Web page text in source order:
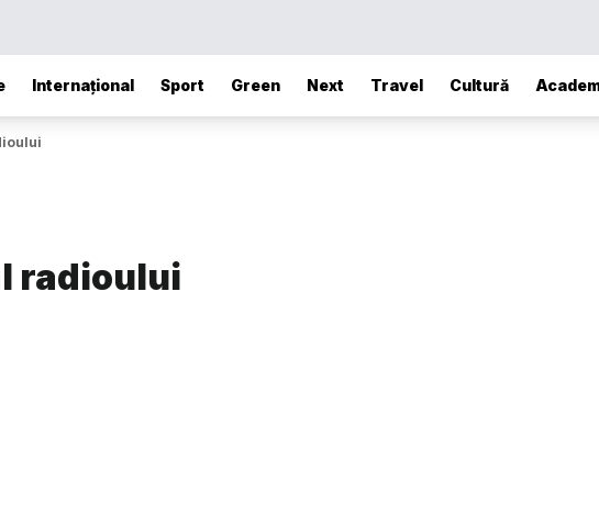
Internațional Sport Green Next Travel Cultură
radioului